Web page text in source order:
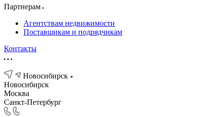
Партнерам
Агентствам недвижимости
Поставщикам и подрядчикам
Контакты
Новосибирск
Новосибирск
Москва
Санкт-Петербург